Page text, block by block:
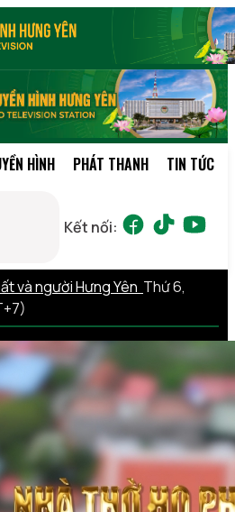
HÌNH PHÁT THANH TIN TỨC
Kết nối:
và người Hưng Yên Thứ 6,